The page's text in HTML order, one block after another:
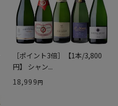
［ポイント3倍］【1本/3,800
円】 シャン...
18,999